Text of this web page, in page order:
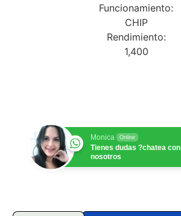
Funcionamiento:
CHIP
Rendimiento:
1,400
Monica Online
Tienes dudas ?chatea con
nosotros